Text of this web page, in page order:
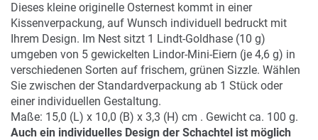
Dieses kleine originelle Osternest kommt in einer
Kissenverpackung, auf Wunsch individuell bedruckt mit
Ihrem Design. Im Nest sitzt 1 Lindt-Goldhase (10 g)
umgeben von 5 gewickelten Lindor-Mini-Eiern (je 4,6 g) in
verschiedenen Sorten auf frischem, grünen Sizzle. Wählen
Sie zwischen der Standardverpackung ab 1 Stück oder
einer individuellen Gestaltung.
Maße: 15,0 (L) x 10,0 (B) x 3,3 (H) cm . Gewicht ca. 100 g.
Auch ein individuelles Design der Schachtel ist möglich